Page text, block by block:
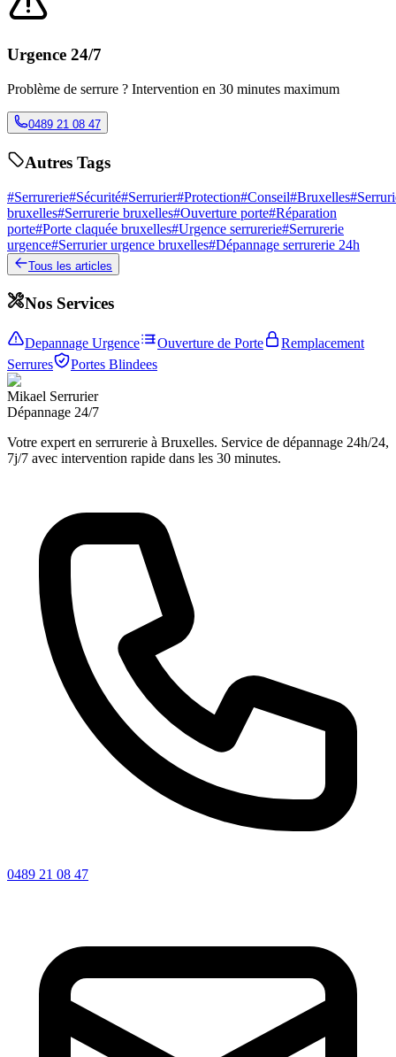
Urgence 24/7
Problème de serrure ? Intervention en 30 minutes maximum
0489 21 08 47
Autres Tags
#Serrurerie#Sécurité#Serrurier#Protection#Conseil#Bruxelles#
bruxelles#Serrurerie bruxelles#Ouverture porte#Réparation
porte#Porte claquée bruxelles#Urgence serrurerie#Serrurerie
urgence#Serrurier urgence bruxelles#Dépannage serrurerie 24h
Tous les articles
Nos Services
Depannage Urgence Ouverture de Porte
Remplacement
Serrures
Portes Blindees
Mikael Serrurier
Dépannage 24/7
Votre expert en serrurerie à Bruxelles. Service de dépannage 24h/24,
7j/7 avec intervention rapide dans les 30 minutes.
0489 21 08 47